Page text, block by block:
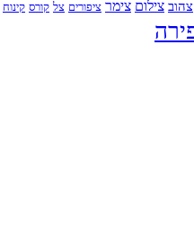
צהוב צילום צימר ציפורים צל קורס קינוח